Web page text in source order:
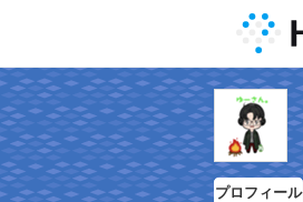
プロフィール